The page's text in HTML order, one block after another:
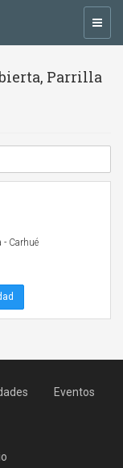
Parrilla
- Carhué
Eventos